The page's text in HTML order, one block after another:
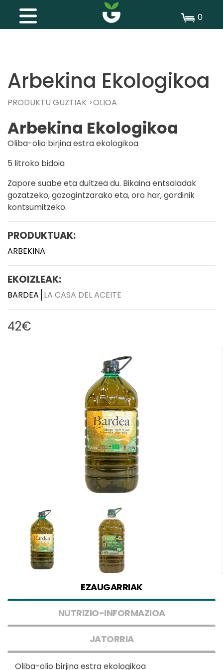
0
Arbekina Ekologikoa
PRODUKTU GUZTIAK OLIOA
Arbekina Ekologikoa
Oliba-olio birjina estra ekologikoa
5 litroko bidoia
Zapore suabe eta dultzea du. Bikaina entsaladak
gozatzeko, gozogintzarako eta, oro har, gordinik
kontsumitzeko.
PRODUKTUAK:
ARBEKINA
EKOIZLEAK:
BARDEA LA CASA DEL ACEITE
42€
EZAUGARRIAK
NUTRIZIO-INFORMAZIOA
JATORRIA
Oliba-olio birjina estra ekologikoa